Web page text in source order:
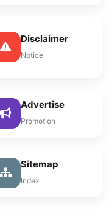
Disclaimer
Notice
Advertise
Promotion
Sitemap
Index